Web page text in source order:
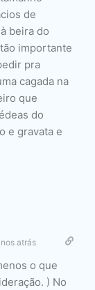
de
beira do
importante
pra
cagada na
que
do
e gravata e
atrás
o que
) No